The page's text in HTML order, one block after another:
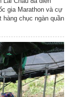
gia Marathon và cự
hàng chục ngàn quần